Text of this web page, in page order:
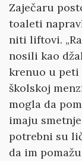
Zaječaru
toaleti
niti liftovi.
nosili kao
krenuo u peti
školskoj
mogla da
imaju
potrebni su
da im